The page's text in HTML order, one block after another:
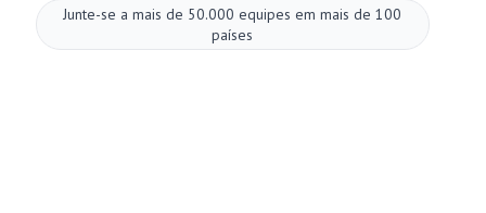
Junte-se a mais de 50.000 equipes em mais de 100
países